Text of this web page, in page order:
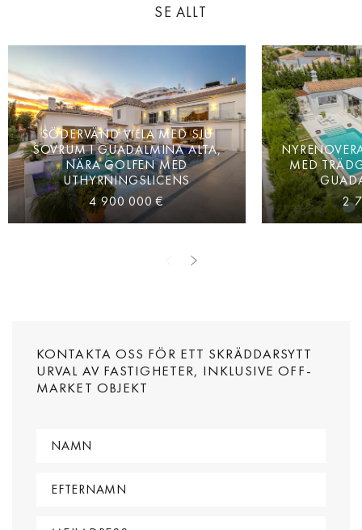
SE ALLT
SÖDERVÄND VILLA MED SJU
SOVRUM I GUADALMINA ALTA,
NÄRA GOLFEN MED
UTHYRNINGSLICENS
4 900 000 €
MED
2
KONTAKTA OSS FÖR ETT SKRÄDDARSYTT
URVAL AV FASTIGHETER, INKLUSIVE OFF-
MARKET OBJEKT